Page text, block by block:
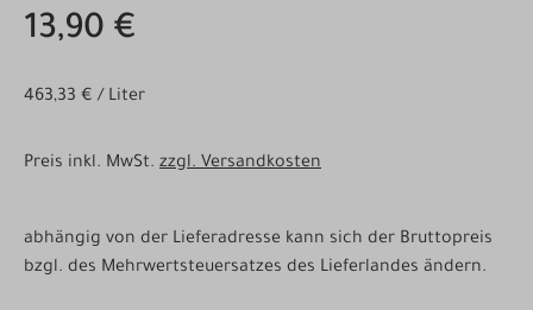
13,90 €
463,33 € / Liter
Preis inkl. MwSt. zzgl. Versandkosten
abhängig von der Lieferadresse kann sich der Bruttopreis
bzgl. des Mehrwertsteuersatzes des Lieferlandes ändern.